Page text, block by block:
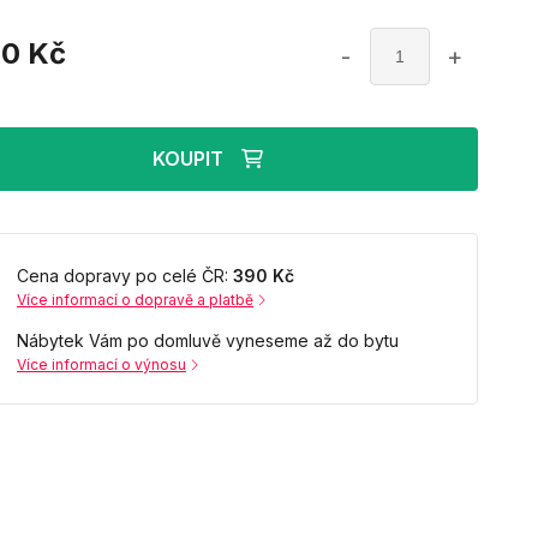
Kč - +
KOUPIT
Cena dopravy po celé ČR: 390 Kč
Více informací o dopravě a platbě
Nábytek Vám po domluvě vyneseme až do bytu
Více informací o výnosu